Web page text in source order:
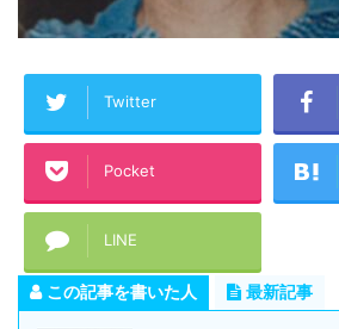
Twitter
Pocket
LINE
この記事を書いた人 最新記事